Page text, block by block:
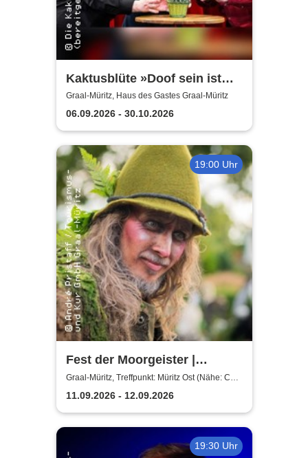
Kaktusblüte »Doof sein ist
schön«
Graal-Müritz, Haus des Gastes Graal-Müritz
06.09.2026 - 30.10.2026
19:00 Uhr
Fest der Moorgeister |
Abendwanderung
Graal-Müritz, Treffpunkt: Müritz Ost (Nähe: Café
Witt)
11.09.2026 - 12.09.2026
19:30 Uhr